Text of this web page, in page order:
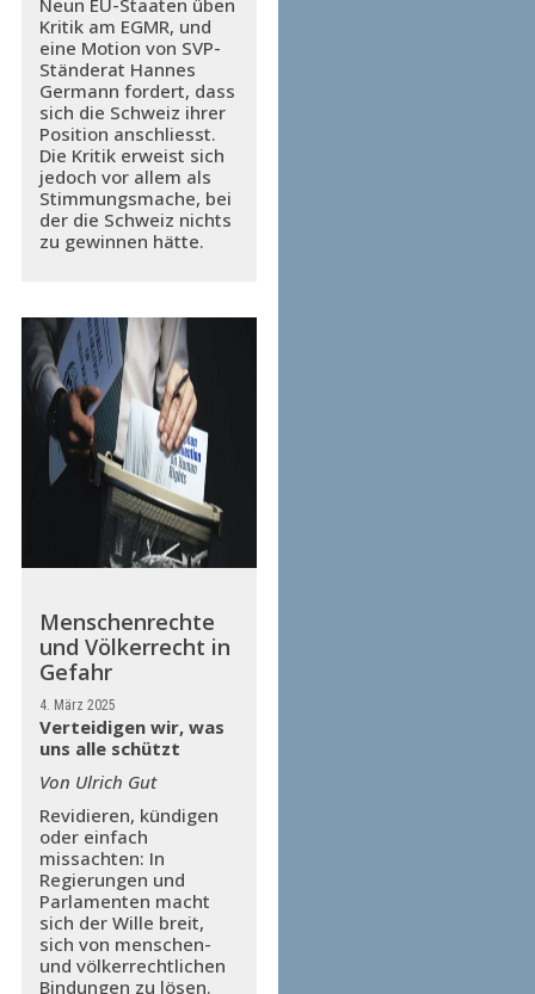
Neun EU-Staaten üben
Kritik am EGMR, und
eine Motion von SVP-
Ständerat Hannes
Germann fordert, dass
sich die Schweiz ihrer
Position anschliesst.
Die Kritik erweist sich
jedoch vor allem als
Stimmungsmache, bei
der die Schweiz nichts
zu gewinnen hätte.
Menschenrechte
und Völkerrecht in
Gefahr
4. März 2025
Verteidigen wir, was
uns alle schützt
Von Ulrich Gut
Revidieren, kündigen
oder einfach
missachten: In
Regierungen und
Parlamenten macht
sich der Wille breit,
sich von menschen-
und völkerrechtlichen
Bindungen zu lösen.